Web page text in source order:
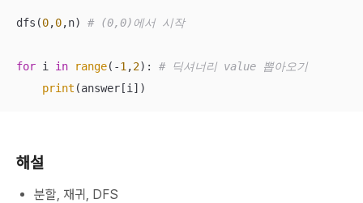
dfs(0,0,n) # (0,0)에서 시작
for i in range(-1 ,2): # 딕셔너리 value 뽑아오기
print (answer[i])
해설
분할, 재귀, DFS